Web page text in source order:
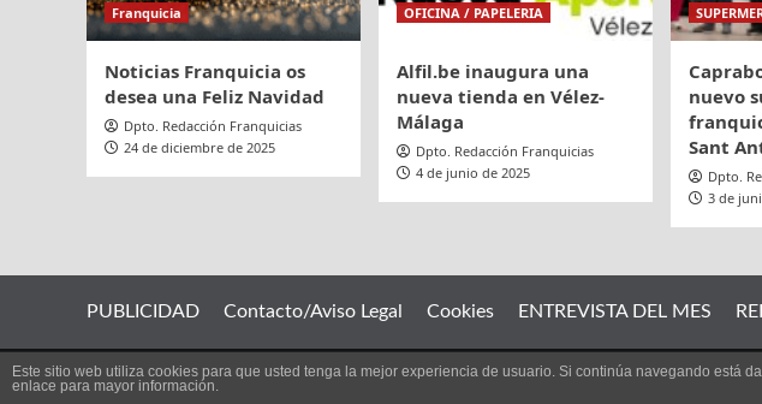
Franquicia
Noticias Franquicia os
desea una Feliz Navidad
Dpto. Redacción Franquicias
24 de diciembre de 2025
OFICINA / PAPELERIA
Alfil.be inaugura una
nueva tienda en Vélez-
Málaga
Dpto. Redacción Franquicias
4 de junio de 2025
nuevo
Sant
Dpto.
3 de
PUBLICIDAD Contacto/Aviso Legal Cookies ENTREVISTA DEL MES
Este sitio web utiliza cookies para que usted tenga la mejor experiencia de usuario. Si continúa navegando está
enlace para mayor información.